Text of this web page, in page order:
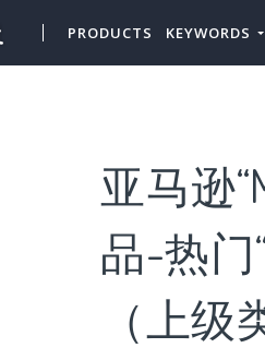
PRODUCTS KEYWORDS
亚马逊
品-热门
（上级